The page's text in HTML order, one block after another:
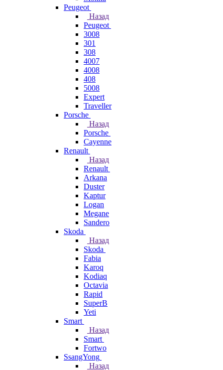
Peugeot
Назад
Peugeot
3008
301
308
4007
4008
408
5008
Expert
Traveller
Porsche
Назад
Porsche
Cayenne
Renault
Назад
Renault
Arkana
Duster
Kaptur
Logan
Megane
Sandero
Skoda
Назад
Skoda
Fabia
Karoq
Kodiaq
Octavia
Rapid
SuperB
Yeti
Smart
Назад
Smart
Fortwo
SsangYong
Назад